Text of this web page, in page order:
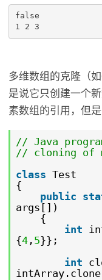
false
多维数组的克隆（
是说它只创建一个
素数组的引用，但
// Java
// cloning of
class Test
{
public
args[])
{
int
{4, 5}};
int